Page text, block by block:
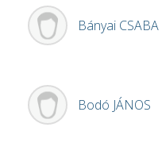
Bányai CSABA
Bodó JÁNOS